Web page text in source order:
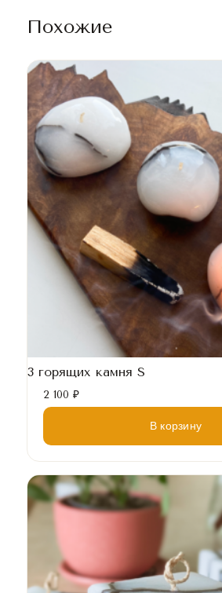
Похожие
3 горящих камня S
2 100 ₽
В корзину